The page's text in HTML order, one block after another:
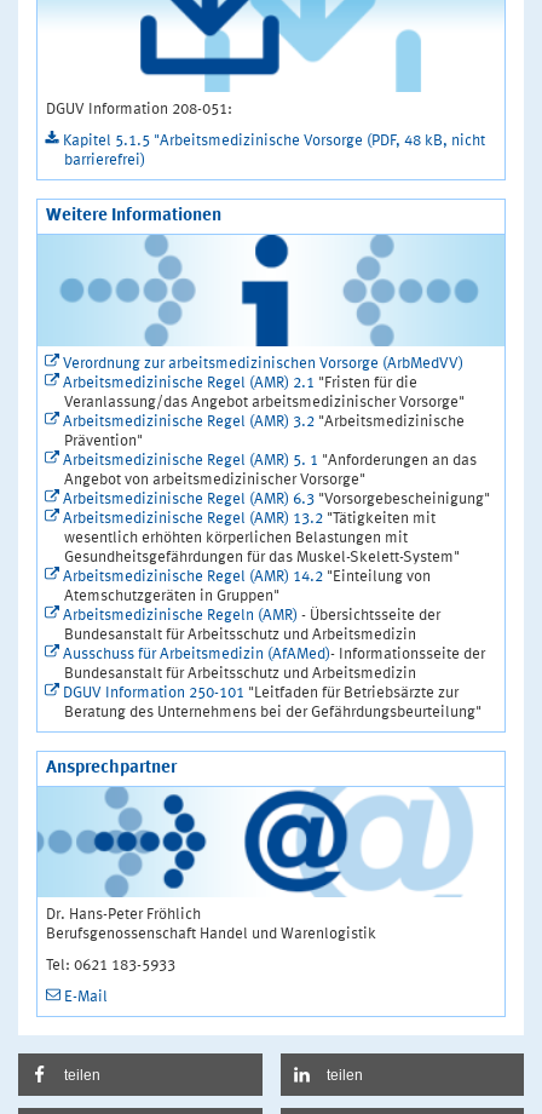
DGUV Information 208-051:
Kapitel 5.1.5 "Arbeitsmedizinische Vorsorge (PDF, 48 kB, nicht
barrierefrei)
Weitere Informationen
Verordnung zur arbeitsmedizinischen Vorsorge (ArbMedVV)
Arbeitsmedizinische Regel (AMR) 2.1 "Fristen für die
Veranlassung/das Angebot arbeitsmedizinischer Vorsorge"
Arbeitsmedizinische Regel (AMR) 3.2 "Arbeitsmedizinische
Prävention"
Arbeitsmedizinische Regel (AMR) 5. 1 "Anforderungen an das
Angebot von arbeitsmedizinischer Vorsorge"
Arbeitsmedizinische Regel (AMR) 6.3 "Vorsorgebescheinigung"
Arbeitsmedizinische Regel (AMR) 13.2 "Tätigkeiten mit
wesentlich erhöhten körperlichen Belastungen mit
Gesundheitsgefährdungen für das Muskel-Skelett-System"
Arbeitsmedizinische Regel (AMR) 14.2 "Einteilung von
Atemschutzgeräten in Gruppen"
Arbeitsmedizinische Regeln (AMR) - Übersichtsseite der
Bundesanstalt für Arbeitsschutz und Arbeitsmedizin
Ausschuss für Arbeitsmedizin (AfAMed)- Informationsseite der
Bundesanstalt für Arbeitsschutz und Arbeitsmedizin
DGUV Information 250-101 "Leitfaden für Betriebsärzte zur
Beratung des Unternehmens bei der Gefährdungsbeurteilung"
Ansprechpartner
Dr. Hans-Peter Fröhlich
Berufsgenossenschaft Handel und Warenlogistik
Tel: 0621 183-5933
E-Mail
teilen teilen